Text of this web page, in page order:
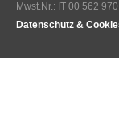
Mwst.Nr.: IT 00 562
Datenschutz &